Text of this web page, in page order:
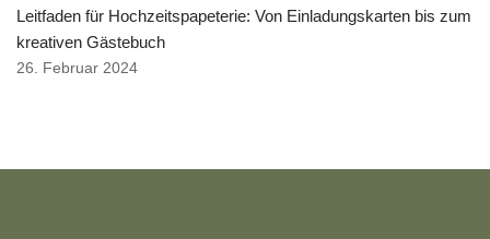
Leitfaden für Hochzeitspapeterie: Von Einladungskarten bis zum
kreativen Gästebuch
26. Februar 2024